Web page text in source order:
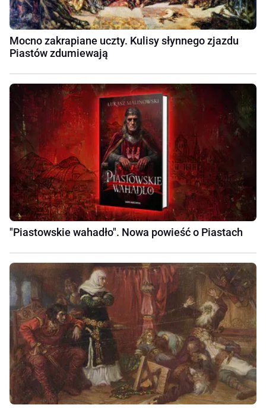
Mocno zakrapiane uczty. Kulisy słynnego zjazdu
Piastów zdumiewają
"Piastowskie wahadło". Nowa powieść o Piastach